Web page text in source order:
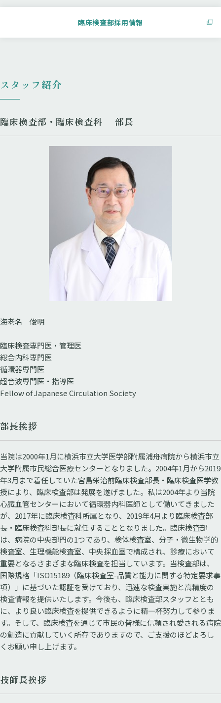
臨床検査部採用情報
スタッフ紹介
臨床検査部・臨床検査科 部長
海老名 俊明
臨床検査専門医・管理医
総合内科専門医
循環器専門医
超音波専門医・指導医
Fellow of Japanese Circulation Society
部長挨拶
当院は2000年1月に横浜市立大学医学部附属浦舟病院から横浜市立
大学附属市民総合医療センターとなりました。2004年1月から2019
年3月まで着任していた宮島栄治前臨床検査部長・臨床検査医学教
授により、臨床検査部は発展を遂げました。私は2004年より当院
心臓血管センターにおいて循環器内科医師として働いてきました
が、2017年に臨床検査科所属となり、2019年4月より臨床検査部
長・臨床検査科部長に就任することとなりました。臨床検査部
は、病院の中央部門の1つであり、検体検査室、分子・微生物学的
検査室、生理機能検査室、中央採血室で構成され、診療において
重要となるさまざまな臨床検査を担当しています。当検査部は、
国際規格「ISO15189（臨床検査室-品質と能力に関する特定要求事
項）」に基づいた認証を受けており、迅速な検査実施と高精度の
検査情報を提供いたします。今後も、臨床検査部スタッフととも
に、より良い臨床検査を提供できるように精一杯努力して参りま
す。そして、臨床検査を通じて市民の皆様に信頼され愛される病院
の創造に貢献していく所存でありますので、ご支援のほどよろし
くお願い申し上げます。
技師長挨拶